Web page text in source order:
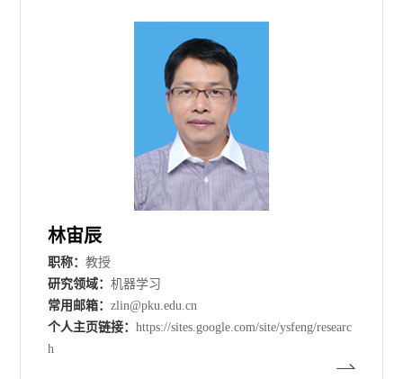
林宙辰
职称：教授
研究领域：机器学习
常用邮箱：zlin@pku.edu.cn
个人主页链接：https://sites.google.com/site/ysfeng/researc
h